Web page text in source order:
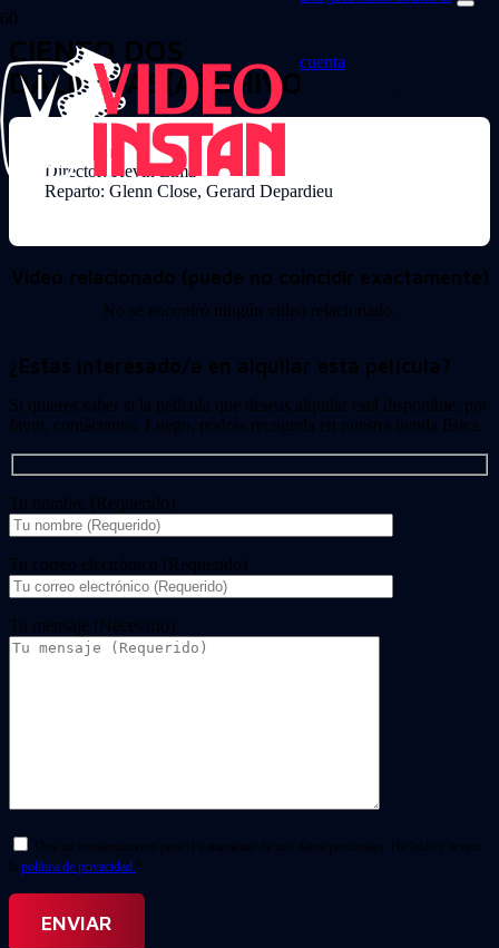
cuenta
CIENTO DOS
DALMATAS(ARCHIVO-13194)
Director: Kevin Lima
Reparto: Glenn Close, Gerard Depardieu
Video relacionado (puede no coincidir exactamente)
No se encontró ningún video relacionado.
¿Estas interesado/a en alquilar esta película?
Si quieres saber si la película que deseas alquilar está disponible, por
favor, contáctanos. Luego, podrás recogerla en nuestra tienda física.
Tu nombre (Requerido)
Tu correo electrónico (Requerido)
Tu mensaje (Necesario)
Doy mi consentimiento para el tratamiento de mis datos personales. He leído y acepto
la política de privacidad. *